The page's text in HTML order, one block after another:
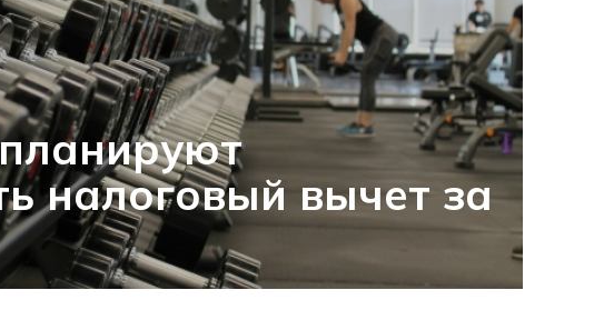
налоговый вычет за